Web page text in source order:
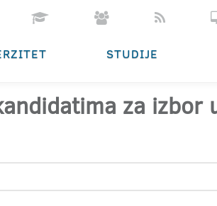
STUDIJE
za izbor